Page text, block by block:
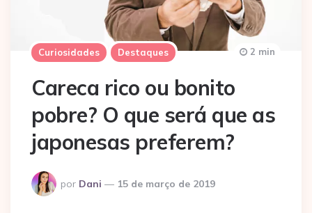
Curiosidades Destaques
Careca rico ou bonito
pobre? O que será que as
japonesas preferem?
Postado
por
por Dani 15 de março de 2019
2 min